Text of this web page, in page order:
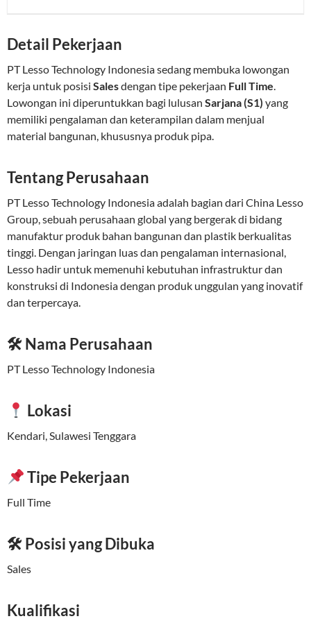
Detail Pekerjaan
PT Lesso Technology Indonesia sedang membuka lowongan
kerja untuk posisi Salesdengan tipe pekerjaan Full Time.
Lowongan ini diperuntukkan bagi lulusan Sarjana (S1) yang
memiliki pengalaman dan keterampilan dalam menjual
material bangunan, khususnya produk pipa.
Tentang Perusahaan
PT Lesso Technology Indonesia adalah bagian dari China Lesso
Group, sebuah perusahaan global yang bergerak di bidang
manufaktur produk bahan bangunan dan plastik berkualitas
tinggi. Dengan jaringan luas dan pengalaman internasional,
Lesso hadir untuk memenuhi kebutuhan infrastruktur dan
konstruksi di Indonesia dengan produk unggulan yang inovatif
dan terpercaya.
🛠 Nama Perusahaan
PT Lesso Technology Indonesia
Lokasi
Kendari, Sulawesi Tenggara
Tipe Pekerjaan
Full Time
🛠 Posisi yang Dibuka
Sales
Kualifikasi